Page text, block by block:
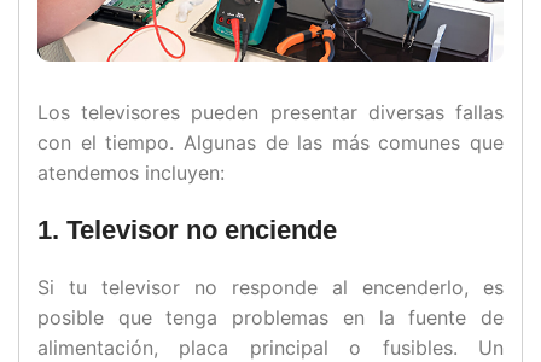
Los televisores pueden presentar diversas fallas
con el tiempo. Algunas de las más comunes que
atendemos incluyen:
1. Televisor no enciende
Si tu televisor no responde al encenderlo, es
posible que tenga problemas en la fuente de
alimentación, placa principal o fusibles. Un